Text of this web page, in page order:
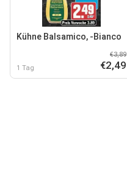
Kühne Balsamico, -Bianco
1 Tag
€3,89
€2,49